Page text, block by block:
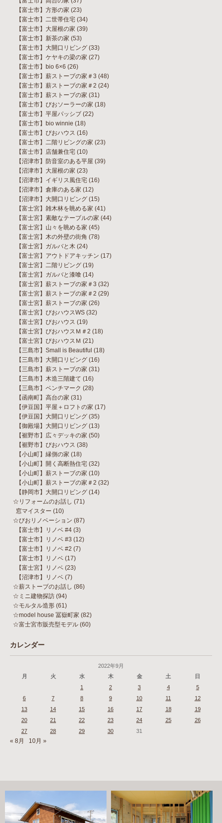
【富士市】方形の家 (23)
【富士市】二世帯住宅 (34)
【富士市】大屋根の家 (39)
【富士市】新茶の家 (53)
【富士市】大開口リビング (33)
【富士市】ケヤキの梁の家 (27)
【富士市】bio 6×6 (26)
【富士市】薪ストーブの家＃3 (48)
【富士市】薪ストーブの家＃2 (24)
【富士市】薪ストーブの家 (31)
【富士市】びおソーラーの家 (18)
【富士市】平屋パッシブ (22)
【富士市】bio winnie (18)
【富士市】びおハウス (16)
【富士市】二階リビングの家 (23)
【富士市】店舗兼住宅 (10)
【沼津市】防音室のある平屋 (39)
【沼津市】大屋根の家 (23)
【沼津市】イギリス風住宅 (16)
【沼津市】倉庫のある家 (12)
【沼津市】大開口リビング (15)
【富士宮】雑木林を眺める家 (41)
【富士宮】素敵なテーブルの家 (44)
【富士宮】山々を眺める家 (45)
【富士宮】木の外壁の街角 (78)
【富士宮】ガルバと木 (24)
【富士宮】アウトドアキッチン (17)
【富士宮】二階リビング (19)
【富士宮】ガルバと漆喰 (14)
【富士宮】薪ストーブの家＃3 (32)
【富士宮】薪ストーブの家＃2 (29)
【富士宮】薪ストーブの家 (26)
【富士宮】びおハウスWS (32)
【富士宮】びおハウス (19)
【富士宮】びおハウスＭ＃2 (18)
【富士宮】びおハウスＭ (21)
【三島市】Small is Beautiful (18)
【三島市】大開口リビング (16)
【三島市】薪ストーブの家 (31)
【三島市】木造三階建て (16)
【三島市】ベンチマーク (28)
【函南町】高台の家 (31)
【伊豆国】平屋＋ロフトの家 (17)
【伊豆国】大開口リビング (35)
【御殿場】大開口リビング (13)
【裾野市】広々デッキの家 (50)
【裾野市】びおハウス (38)
【小山町】縁側の家 (18)
【小山町】開く高断熱住宅 (32)
【小山町】薪ストーブの家 (10)
【小山町】薪ストーブの家＃2 (32)
【静岡市】大開口リビング (14)
☆リフォームのお話し (71)
窓マイスター (10)
☆びおリノベーション (87)
【富士市】リノベ #4 (3)
【富士市】リノベ #3 (12)
【富士市】リノベ #2 (7)
【富士市】リノベ (17)
【富士宮】リノベ (23)
【沼津市】リノベ (7)
☆薪ストーブのお話し (86)
☆ミニ建物探訪 (94)
☆モルタル造形 (61)
☆model house 冨嶽町家 (82)
☆富士宮市販売型モデル (60)
カレンダー
2022年9月
月
火 水 木 金 土
日
1
2 3 4
5
6
7 8 9 10 11
12
13
14 15 16 17 18
19
20
21 22 23 24 25
26
27
28 29 30 31
« 8月 10月 »